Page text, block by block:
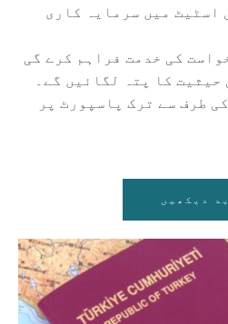
اسٹیٹ میں سرمایہ کاری
کی خدمت فراہم کرے گی
کا پتہ لگائیں گے۔
طرف سے ترک پاسپورٹ پر
دیکھیں